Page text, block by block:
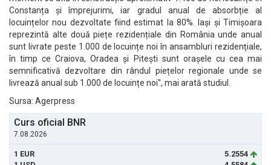
Constanța și împrejurimi, iar gradul anual de absorbție al
locuințelor nou dezvoltate fiind estimat la 80%. Iași și Timișoara
reprezintă alte două piețe rezidențiale din România unde anual
sunt livrate peste 1.000 de locuințe noi în ansambluri rezidențiale,
în timp ce Craiova, Oradea și Pitești sunt orașele cu cea mai
semnificativă dezvoltare din rândul piețelor regionale unde se
livrează anual sub 1.000 de locuințe noi'', mai arată studiul.
Sursa: Agerpress
Curs oficial BNR
7.08.2026
1 EUR
5.2554